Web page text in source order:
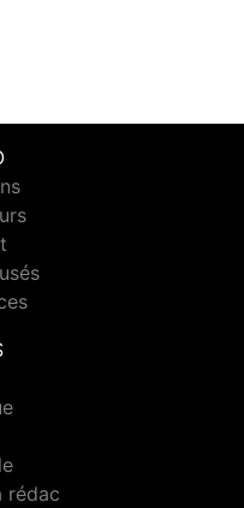
rédac